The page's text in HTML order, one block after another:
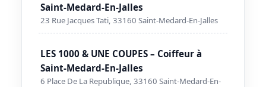
Saint-Medard-En-Jalles
23 Rue Jacques Tati, 33160 Saint-Medard-En-Jalles
LES 1000 & UNE COUPES – Coiffeur à
Saint-Medard-En-Jalles
6 Place De La Republique, 33160 Saint-Medard-En-